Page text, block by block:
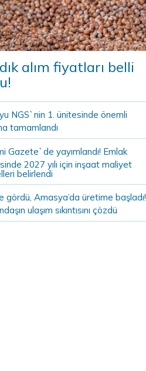
alım fiyatları belli
NGS`nin 1. ünitesinde önemli
tamamlandı
Gazete`de yayımlandı! Emlak
2027 yılı için inşaat maliyet
belirlendi
gördü, Amasya’da üretime başladı!
ulaşım sıkıntısını çözdü